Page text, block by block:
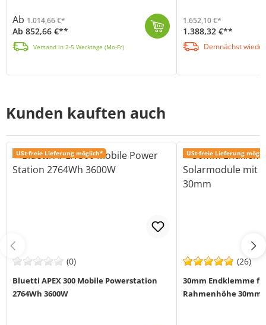
Ab 1.014,66 €*
Ab 852,66 €**
Versand in 2-5 Werktage (Mo-Fr)
1.652,10 €*
1.388,32 €**
Demnächst
Kunden kauften auch
USt-freie Lieferung möglich*
(0)
Bluetti APEX 300 Mobile Powerstation
2764Wh 3600W
USt-freie Lieferung
(26)
30mm Endklemme
Rahmenhöhe 30mm